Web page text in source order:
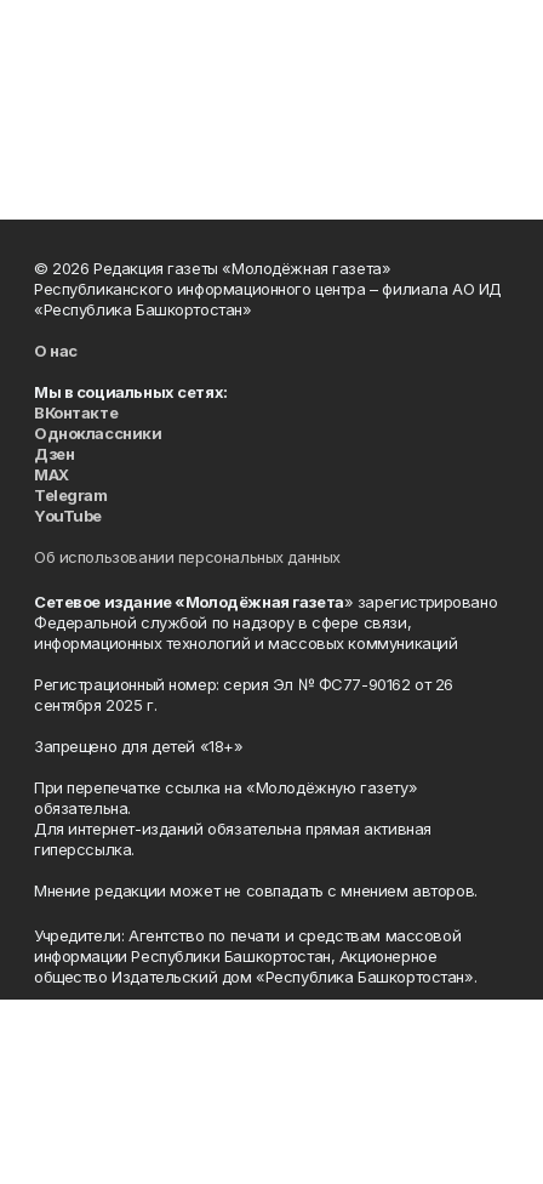
© 2026 Редакция газеты «Молодёжная газета»
Республиканского информационного центра – филиала АО ИД
«Республика Башкортостан»
О нас
Мы в социальных сетях:
ВКонтакте
Одноклассники
Дзен
MAX
Telegram
YouTube
Об использовании персональных данных
Сетевое издание «Молодёжная газета» зарегистрировано
Федеральной службой по надзору в сфере связи,
информационных технологий и массовых коммуникаций
Регистрационный номер: серия Эл № ФС77-90162 от 26
сентября 2025 г.
Запрещено для детей «18+»
При перепечатке ссылка на «Молодёжную газету»
обязательна.
Для интернет-изданий обязательна прямая активная
гиперссылка.
Мнение редакции может не совпадать с мнением авторов.
Учредители: Агентство по печати и средствам массовой
информации Республики Башкортостан, Акционерное
общество Издательский дом «Республика Башкортостан».